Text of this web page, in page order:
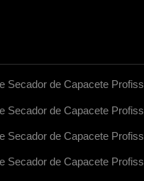
Secador de Capacete
Secador de Capacete
Secador de Capacete
Secador de Capacete